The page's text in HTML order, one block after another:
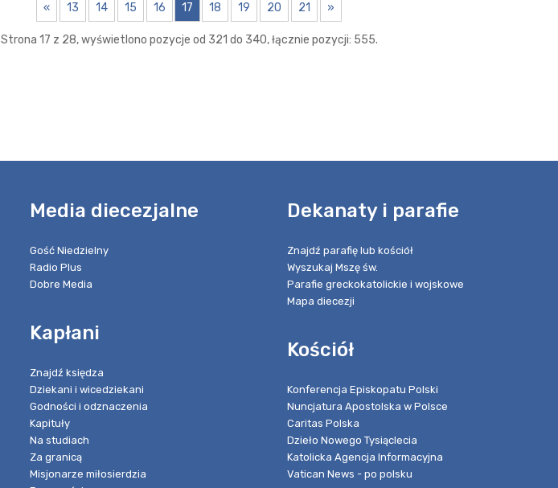
« 13 14 15 16 17 18 19 20 21 »
Strona 17 z 28, wyświetlono pozycje od 321 do 340, łącznie pozycji: 555.
Media diecezjalne
Gość Niedzielny
Radio Plus
Dobre Media
Kapłani
Znajdź księdza
Dziekani i wicedziekani
Godności i odznaczenia
Kapituły
Na studiach
Za granicą
Misjonarze miłosierdzia
Dekanaty i parafie
Znajdź parafię lub kościół
Wyszukaj Mszę św.
Parafie greckokatolickie i wojskowe
Mapa diecezji
Kościół
Konferencja Episkopatu Polski
Nuncjatura Apostolska w Polsce
Caritas Polska
Dzieło Nowego Tysiąclecia
Katolicka Agencja Informacyjna
Vatican News - po polsku